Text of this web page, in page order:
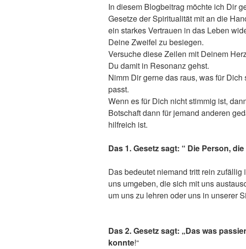
In diesem Blogbeitrag möchte ich Dir
Gesetze der Spiritualität mit an die
ein starkes Vertrauen in das Leben
Deine Zweifel zu besiegen.
Versuche diese Zeilen mit Deinem
Du damit in Resonanz gehst.
Nimm Dir gerne das raus, was für
passt.
Wenn es für Dich nicht stimmig ist,
Botschaft dann für jemand anderen
hilfreich ist.
Das 1. Gesetz sagt: “ Die Person,
Das bedeutet niemand tritt rein
uns umgeben, die sich mit uns
um uns zu lehren oder uns in unserer
Das 2. Gesetz sagt: „Das was
konnte!“